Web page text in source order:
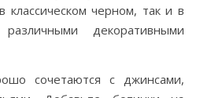
классическом черном, так и в
декоративными
сочетаются с джинсами,